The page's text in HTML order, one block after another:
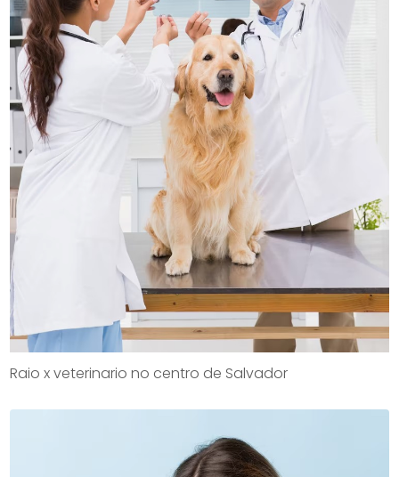
Raio x veterinario no centro de Salvador